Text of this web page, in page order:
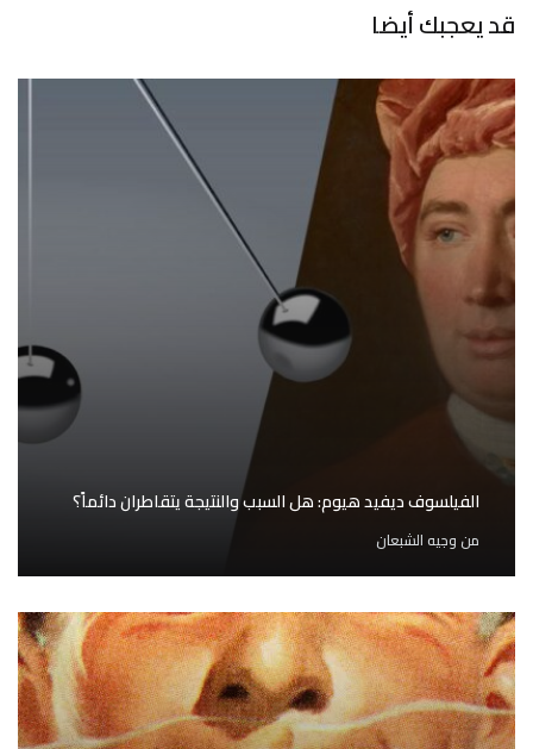
قد يعجبك أيضا
الفيلسوف ديفيد هيوم: هل السبب والنتيجة يتقاطران دائماً؟
من وجيه الشبعان